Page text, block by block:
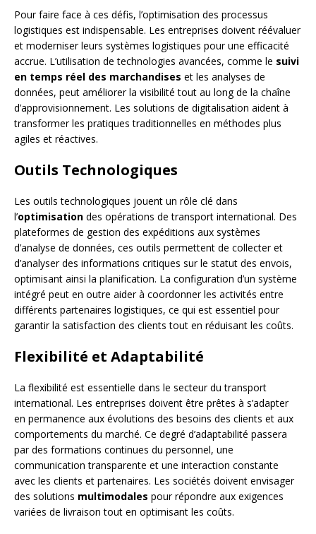
Pour faire face à ces défis, l’optimisation des processus
logistiques est indispensable. Les entreprises doivent réévaluer
et moderniser leurs systèmes logistiques pour une efficacité
accrue. L’utilisation de technologies avancées, comme le suivi
en temps réel des marchandises et les analyses de
données, peut améliorer la visibilité tout au long de la chaîne
d’approvisionnement. Les solutions de digitalisation aident à
transformer les pratiques traditionnelles en méthodes plus
agiles et réactives.
Outils Technologiques
Les outils technologiques jouent un rôle clé dans
l’optimisation des opérations de transport international. Des
plateformes de gestion des expéditions aux systèmes
d’analyse de données, ces outils permettent de collecter et
d’analyser des informations critiques sur le statut des envois,
optimisant ainsi la planification. La configuration d’un système
intégré peut en outre aider à coordonner les activités entre
différents partenaires logistiques, ce qui est essentiel pour
garantir la satisfaction des clients tout en réduisant les coûts.
Flexibilité et Adaptabilité
La flexibilité est essentielle dans le secteur du transport
international. Les entreprises doivent être prêtes à s’adapter
en permanence aux évolutions des besoins des clients et aux
comportements du marché. Ce degré d’adaptabilité passera
par des formations continues du personnel, une
communication transparente et une interaction constante
avec les clients et partenaires. Les sociétés doivent envisager
des solutions multimodales pour répondre aux exigences
variées de livraison tout en optimisant les coûts.